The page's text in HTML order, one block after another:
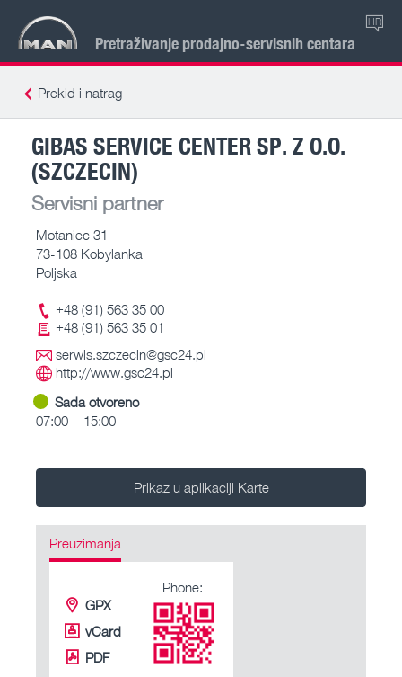
Pretraživanje prodajno-servisnih centara
HR
Prekid i natrag
GIBAS SERVICE CENTER SP. Z O.O.
(SZCZECIN)
Servisni partner
Motaniec 31
73-108 Kobylanka
Poljska
+48 (91) 563 35 00
+48 (91) 563 35 01
serwis.szczecin@gsc24.pl
http://www.gsc24.pl
Sada otvoreno
07:00 – 15:00
Prikaz u aplikaciji Karte
Preuzimanja
GPX
vCard
PDF
Phone: